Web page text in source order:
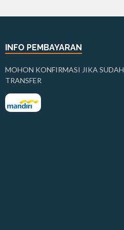
INFO PEMBAYARAN
MOHON KONFIRMASI JIKA SUDAH
TRANSFER